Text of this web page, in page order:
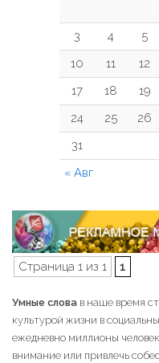
« Авг
3
4 5
10
11 12
17
18 19
24
25 26
31
Страница 1 из 1 1
Умные слова в наше время
культурой жизни в
ежедневно миллионы
внимание или привлечь